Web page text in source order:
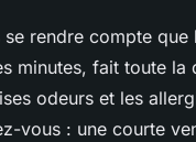
rendre compte que
minutes, fait toute la
odeurs et les
vous : une courte